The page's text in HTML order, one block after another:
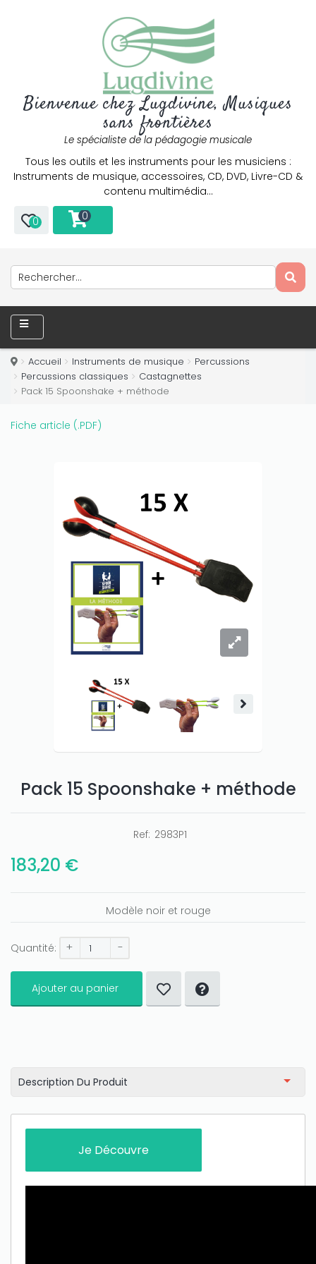
Bienvenue chez Lugdivine, Musiques
sans frontières
Le spécialiste de la pédagogie musicale
Tous les outils et les instruments pour les musiciens :
Instruments de musique, accessoires, CD, DVD, Livre-CD &
contenu multimédia…
0 0
Accueil Instruments de musique
Percussions
Percussions classiques
Castagnettes
Pack 15 Spoonshake + méthode
Fiche article (.PDF)
Pack 15 Spoonshake + méthode
Ref: 2983P1
183,20 €
Modèle noir et rouge
Quantité: + -
Ajouter au panier
Description Du Produit
Je Découvre